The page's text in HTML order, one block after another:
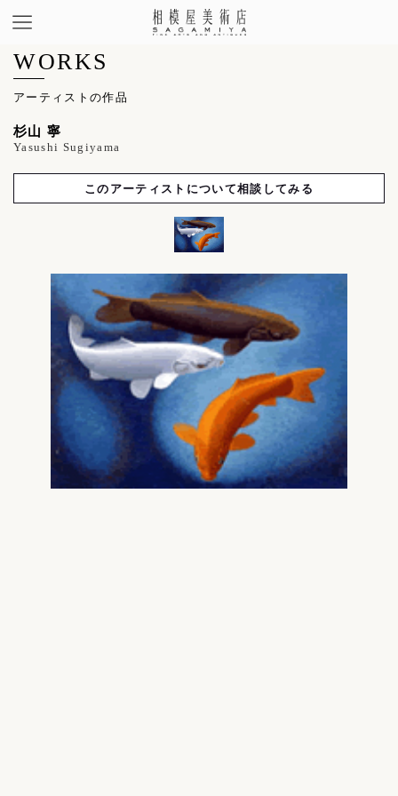
WORKS
アーティストの作品
杉山 寧
Yasushi Sugiyama
このアーティストについて相談してみる